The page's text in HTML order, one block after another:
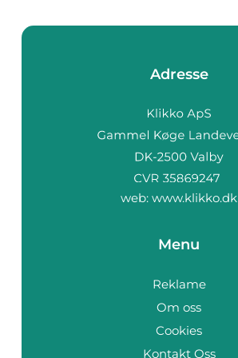
Adresse
web: www.klikko.dk
Menu
Reklame
Om oss
Cookies
Kontakt Oss